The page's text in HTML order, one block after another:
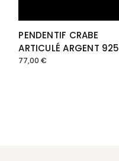
PENDENTIF CRABE
ARTICULÉ ARGENT 925
77,00€